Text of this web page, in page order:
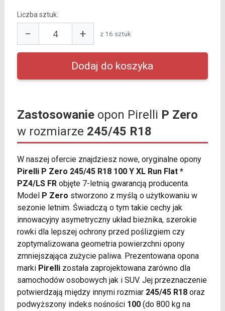
Liczba sztuk:
− + z 16 sztuk
Zastosowanieopon Pirelli P Zero
w rozmiarze 245/45 R18
W naszej ofercie znajdziesz nowe, oryginalne opony
Pirelli P Zero 245/45 R18 100 Y XL Run Flat *
PZ4/LS FRobjęte 7-letnią gwarancją producenta.
Model P Zero stworzono z myślą o użytkowaniu w
sezonie letnim. Świadczą o tym takie cechy jak
innowacyjny asymetryczny układ bieżnika, szerokie
rowki dla lepszej ochrony przed poślizgiem czy
zoptymalizowana geometria powierzchni opony
zmniejszająca zużycie paliwa. Prezentowana opona
marki Pirellizostała zaprojektowana zarówno dla
samochodów osobowych jak i SUV. Jej przeznaczenie
potwierdzają między innymi rozmiar 245/45 R18oraz
podwyższony indeks nośności 100(do 800 kg na